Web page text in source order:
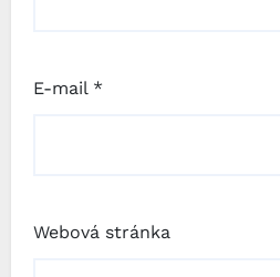
E-mail *
Webová stránka